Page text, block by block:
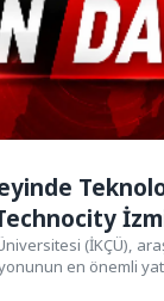
(İKÇÜ),
en önemli